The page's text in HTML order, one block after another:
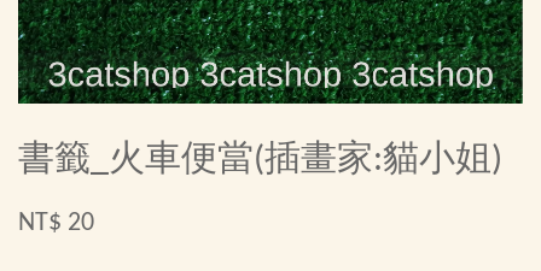
書籤_火車便當(插畫家:貓小姐)
NT$ 20